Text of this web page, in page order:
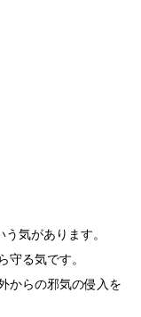
気があります。
守る気です。
からの邪気の侵入を